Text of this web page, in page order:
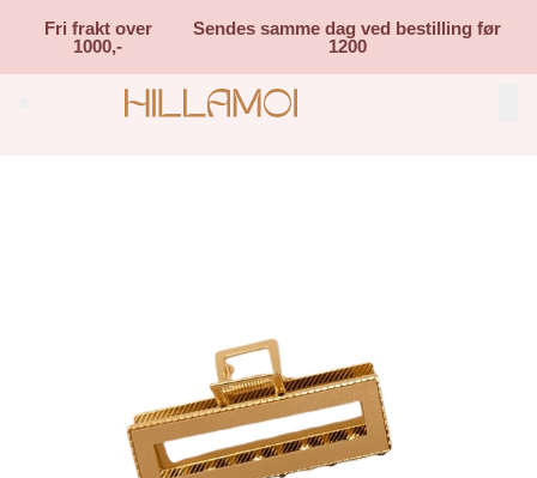
Fri frakt over
1000,-
Sendes samme dag ved bestilling før
1200
Search (⌘K)